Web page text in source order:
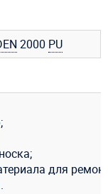
2000 PU
для